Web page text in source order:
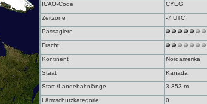
ICAO-Code CYEG
Zeitzone -7 UTC
Passagiere
Fracht
Kontinent Nordamerika
Staat Kanada
Start-/Landebahnlänge 3.353 m
Lärmschutzkategorie 0